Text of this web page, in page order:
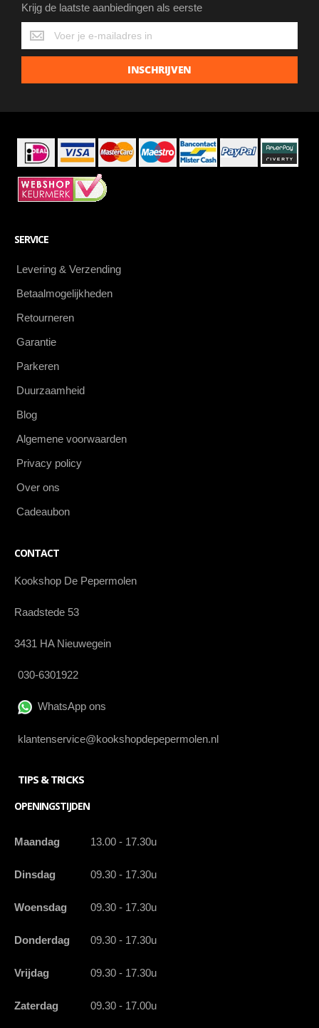
Krijg de laatste aanbiedingen als eerste
Krijg
de
laatste
INSCHRIJVEN
SERVICE
Levering & Verzending
Betaalmogelijkheden
Retourneren
Garantie
Parkeren
Duurzaamheid
Blog
Algemene voorwaarden
Privacy policy
Over ons
Cadeaubon
CONTACT
Kookshop De Pepermolen
Raadstede 53
3431 HA Nieuwegein
030-6301922
WhatsApp ons
klantenservice@kookshopdepepermolen.nl
TIPS & TRICKS
OPENINGSTIJDEN
Maandag 13.00 - 17.30u
Dinsdag 09.30 - 17.30u
Woensdag 09.30 - 17.30u
Donderdag 09.30 - 17.30u
Vrijdag 09.30 - 17.30u
Zaterdag 09.30 - 17.00u